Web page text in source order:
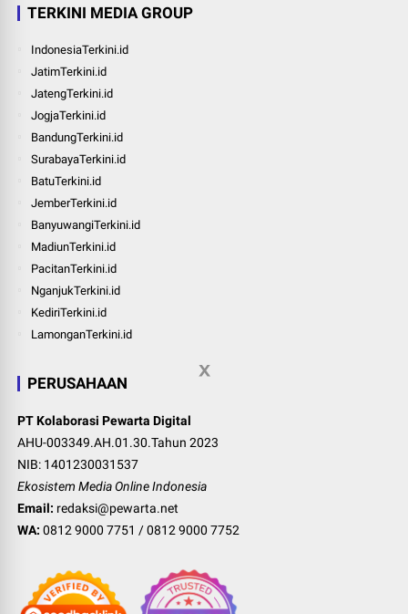
TERKINI MEDIA GROUP
IndonesiaTerkini.id
JatimTerkini.id
JatengTerkini.id
JogjaTerkini.id
BandungTerkini.id
SurabayaTerkini.id
BatuTerkini.id
JemberTerkini.id
BanyuwangiTerkini.id
MadiunTerkini.id
PacitanTerkini.id
NganjukTerkini.id
KediriTerkini.id
LamonganTerkini.id
PERUSAHAAN
PT Kolaborasi Pewarta Digital
AHU-003349.AH.01.30.Tahun 2023
NIB: 1401230031537
Ekosistem Media Online Indonesia
Email: redaksi@pewarta.net
WA: 0812 9000 7751 /0812 9000 7752